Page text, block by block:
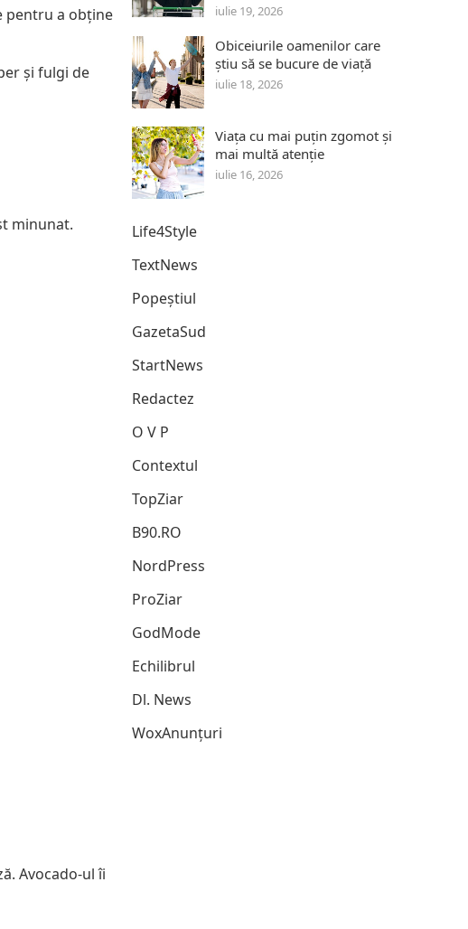
pentru a obține
și fulgi de
minunat.
Avocado-ul îi
iulie 19, 2026
Obiceiurile oamenilor care
știu să se bucure de viață
iulie 18, 2026
Viața cu mai puțin zgomot și
mai multă atenție
iulie 16, 2026
Life4Style
TextNews
Popeștiul
GazetaSud
StartNews
Redactez
O V P
Contextul
TopZiar
B90.RO
NordPress
ProZiar
GodMode
Echilibrul
Dl. News
WoxAnunțuri